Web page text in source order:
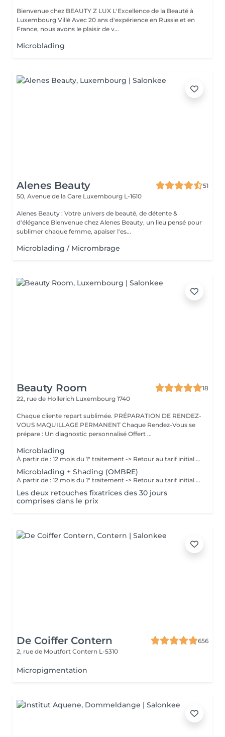
Bienvenue chez BEAUTY Z LUX L'Excellence de la Beauté à
Luxembourg Villé Avec 20 ans d'expérience en Russie et en
France, nous avons le plaisir de v...
Microblading
Alenes Beauty
51
50, Avenue de la Gare Luxembourg L-1610
Alenes Beauty : Votre univers de beauté, de détente &
d'élégance Bienvenue chez Alenes Beauty, un lieu pensé pour
sublimer chaque femme, apaiser l'es...
Microblading / Micrombrage
Beauty Room
18
22, rue de Hollerich Luxembourg 1740
Chaque cliente repart sublimée. PRÉPARATION DE RENDEZ-
VOUS MAQUILLAGE PERMANENT Chaque Rendez-Vous se
prépare : Un diagnostic personnalisé Offert ...
Microblading
À partir de : 12 mois du 1" traitement -> Retour au tarif initial (à voir avec l'artiste selon chaque cas). Chaque cliente repart sublimée: La micropigmentation Microblading des sourcils est une technique innovante qui permet de recréer des sourcils naturels et réalistes. Nos experts artistiques utilisent des pigments spéciaux pour créer subtilement des poils pour les sourcils, et des micro-points pour les sourcils en MicroShading, donnant l'illusion de vrais poils ou d'un effet de couleur harmonieuse pour les sourcils avec la technique du MicroShading poudré. Ces méthodes révolutionnaires sont non invasives et offre des résultats impressionnants. Découvrez la micropigmentation des sourcils Microblading à Luxembourg-gare avec Diana.
Microblading + Shading (OMBRE)
A partir de : 12 mois du 1" traitement -> Retour au tarif initial (à voir avec l'artiste selon chaque cas). Chaque cliente repart sublimée: La micropigmentation des sourcils est une technique innovante qui permet de recréer des sourcils naturels et réalistes. Nos experts artistiques utilisent des pigments spéciaux pour créer subtilement des poils et des micro-points combinés, donnant l'illusion de vrais poils et d'un effet de couleur harmonieuse pour les sourcils avec la technique combinée du Microblading et MicroShading poudré. Ces méthodes révolutionnaires sont non invasives et offre des résultats impressionnants. Découvrez la micropigmentation des sourcils combinés Microblading-Shading à Luxembourg-gare avec Diana.
Les deux retouches fixatrices des 30 jours
comprises dans le prix
De Coiffer Contern
656
2, rue de Moutfort Contern L-5310
Micropigmentation